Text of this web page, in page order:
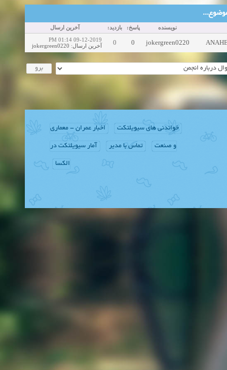
نویسنده پاسخ: بازدید: آخرین ارسال
jokergreen0220
0
0
09-12-2019 01:14 PM
آخرین ارسال:
jokergreen0220
خواندنی های سیویلتکت اخبار عمران - معماری
و صنعت تماس با مدیر آمار سیویلتکت در
الکسا